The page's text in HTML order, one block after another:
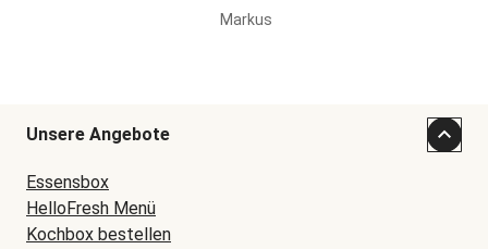
Markus
Unsere Angebote
Essensbox
HelloFresh Menü
Kochbox bestellen